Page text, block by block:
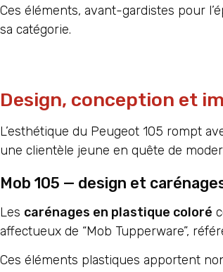
Ces éléments, avant-gardistes pour
sa catégorie.
Design, conception et
L’esthétique du Peugeot 105 rompt
une clientèle jeune en quête de
Mob 105 — design et
Les carénages en plastique coloré
affectueux de “Mob Tupperware”,
Ces éléments plastiques apportent